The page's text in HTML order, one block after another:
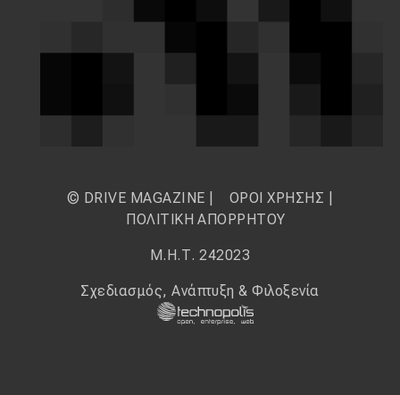
© DRIVE MAGAZINE | ΟΡΟΙ ΧΡΗΣΗΣ
ΠΟΛΙΤΙΚΗ ΑΠΟΡΡΗΤΟΥ
Μ.Η.Τ. 242023
Σχεδιασμός, Ανάπτυξη & Φιλοξενία